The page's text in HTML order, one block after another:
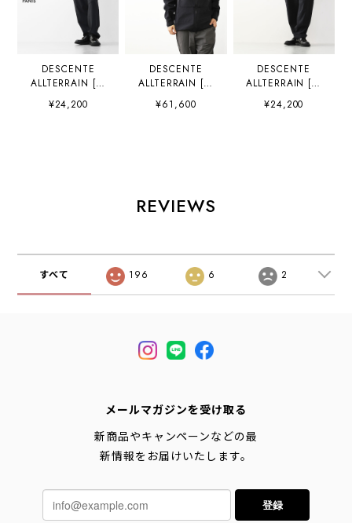
DESCENTE
ALLTERRAIN [デ
サントオルテライ
ン] TECH
¥24,200
DESCENTE
ALLTERRAIN [デ
サントオルテライ
ン] GORE-TEX 3L
ャケット・ゴアテ
ックスシェルジャ
¥61,600
DESCENTE
ALLTERRAIN [デ
サントオルテライ
ン] LINEN LIKE
¥24,200
REVIEWS
すべて 196 6 2
メールマガジンを受け取る
新商品やキャンペーンなどの最
新情報をお届けいたします。
登録